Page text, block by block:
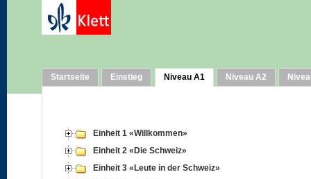
Startseite Einstieg Niveau A1 Niveau A2
Einheit 1 «Willkommen»
Einheit 2 «Die Schweiz»
Einheit 3 «Leute in der Schweiz»